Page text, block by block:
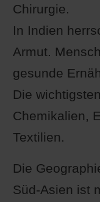
Chirurgie.
In Indien
Armut.
gesunde
Die
Chemikalien,
Textilien.
Die
Süd-Asien ist